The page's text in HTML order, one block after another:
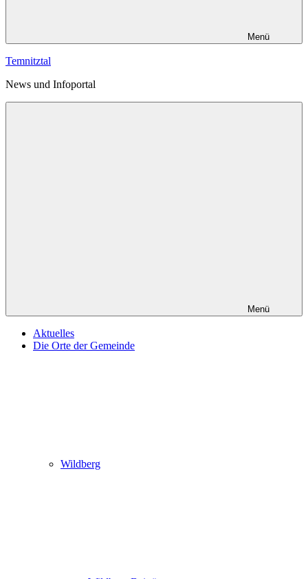
Menü
Temnitztal
News und Infoportal
Menü
Aktuelles
Die Orte der Gemeinde
Wildberg